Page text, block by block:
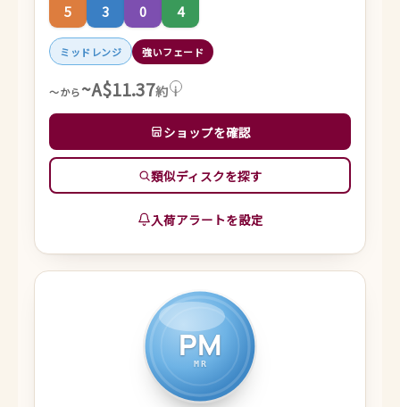
5 3 0 4
ミッドレンジ 強いフェード
～から~A$11.37約 i
ショップを確認
類似ディスクを探す
入荷アラートを設定
PM
MR